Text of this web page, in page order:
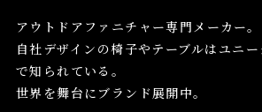
アウトドアファニチャー専門メーカー。
自社デザインの椅子やテーブルはユニ
で知られている。
世界を舞台にブランド展開中。